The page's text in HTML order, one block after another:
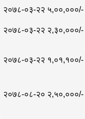
२०७८-०३-२२ ५,००,०००/-
२०७८-०३-२२ २,३०,०००/-
२०७८-०३-२२ १,०१,१००/-
२०७८-०८-२० २,५०,०००/-